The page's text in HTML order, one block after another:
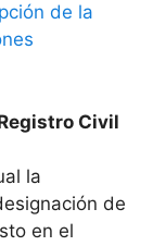
de la
Civil
la
de
en el